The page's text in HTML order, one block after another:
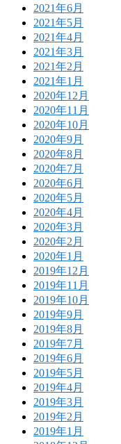
2021年6月
2021年5月
2021年4月
2021年3月
2021年2月
2021年1月
2020年12月
2020年11月
2020年10月
2020年9月
2020年8月
2020年7月
2020年6月
2020年5月
2020年4月
2020年3月
2020年2月
2020年1月
2019年12月
2019年11月
2019年10月
2019年9月
2019年8月
2019年7月
2019年6月
2019年5月
2019年4月
2019年3月
2019年2月
2019年1月